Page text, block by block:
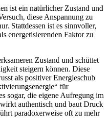
ist ein natürlicher Zustand und
diese Anspannung zu
Stattdessen ist es sinnvoller,
energetisierenden Faktor zu
Zustand und schüttet
steigern können. Diese
als positiver Energieschub
für
sogar, die eigene Aufregung im
authentisch und baut Druck
paradoxerweise oft zu mehr